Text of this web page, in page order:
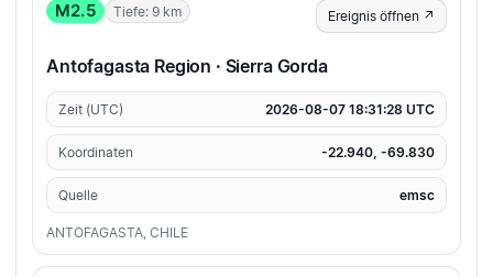
M2.5 Tiefe: 9 km Ereignis öffnen ↗
Antofagasta Region · Sierra Gorda
Zeit (UTC) 2026-08-07 18:31:28 UTC
Koordinaten -22.940, -69.830
Quelle emsc
ANTOFAGASTA, CHILE